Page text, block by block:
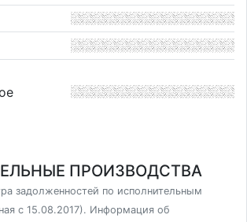
ПРОИЗВОДСТВА
задолженностей по исполнительным
с 15.08.2017). Информация об